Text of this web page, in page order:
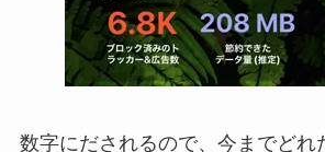
数字にだされるので、今までどれ